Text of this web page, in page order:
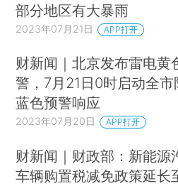
部分地区有大暴雨
2023年07月21日 APP打开
财新闻｜北京发布雷电黄
警，7月21日0时启动全市
蓝色预警响应
2023年07月20日 APP打开
财新闻｜财政部：新能源
车辆购置税减免政策延长